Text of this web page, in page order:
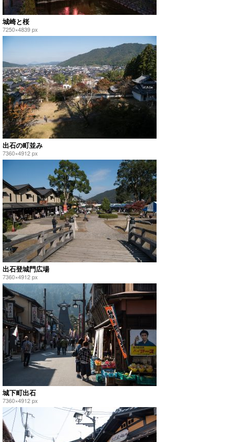
城崎と桜
7250×4839 px
出石の町並み
7360×4912 px
出石登城門広場
7360×4912 px
城下町出石
7360×4912 px